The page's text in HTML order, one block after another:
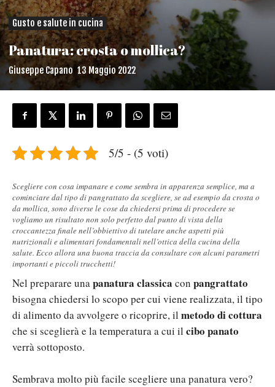
Gusto e salute in cucina
Panatura: crosta o mollica?
Giuseppe Capano 13 Maggio 2022
5/5 - (5 voti)
Scegliere con cosa impanare e come sembra in apparenza semplice, ma a
cominciare dal tipo di pangrattato da scegliere, se ad esempio da crosta o
da mollica, sono diverse le cose da chiedersi prima di procedere se
vogliamo un risultato non solo perfetto dal punto di vista della
croccantezza finale nell’obbiettivo di tutelare anche aspetti più
nutrizionali e alimentari fondamentali nell’ottica della cucina della
salute. Ecco allora una buona traccia da consultare con alcuni parametri
importanti e piccoli trucchetti!
Nel preparare unapanatura classica con pangrattato
bisogna chiedersi lo scopo per cui viene realizzata, il tipo
di alimento da avvolgere o ricoprire, il metodo di cottura
che si sceglierà e la temperatura a cui il cibo panato
verrà sottoposto.
Sembrava molto più facile scegliere una panatura vero?